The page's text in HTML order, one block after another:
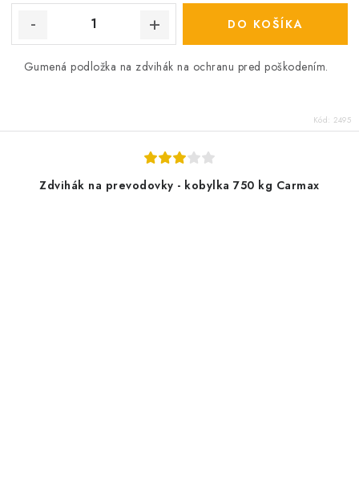
DO KOŠÍKA
Gumená podložka na zdvihák na ochranu pred poškodením.
Kód: 2495
Zdvihák na prevodovky - kobylka 750 kg Carmax